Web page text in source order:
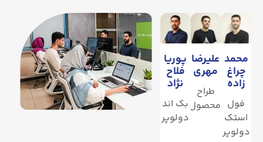
محمد
چراغ
زاده
فول
استک
دولوپر
علیرضا
مهری
طراح
محصول
پوریا
فلاح
نژاد
بک اند
دولوپر